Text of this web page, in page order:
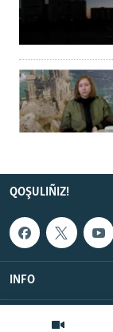
QOŞULIÑIZ!
INFO